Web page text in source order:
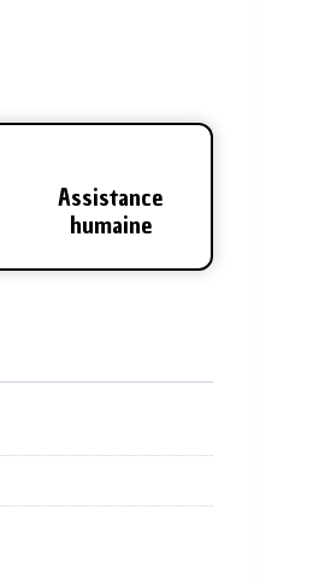
Assistance
humaine